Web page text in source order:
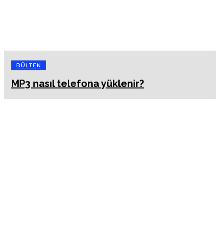
BÜLTEN
MP3 nasıl telefona yüklenir?